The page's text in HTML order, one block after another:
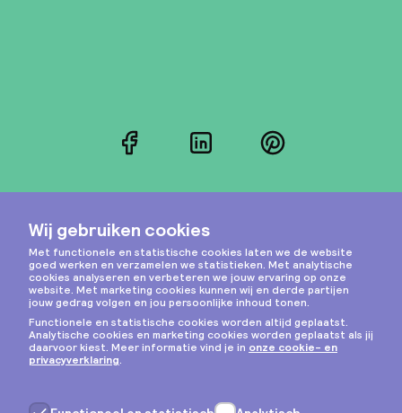
FacebookLinkedInPinterest
Instagram
Privacy & cookies